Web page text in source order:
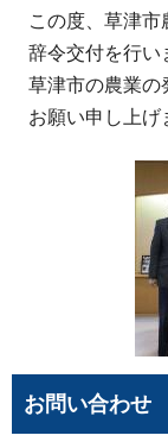
この度、草津
辞令交付を行い
草津市の農業の
お願い申し上げ
お問い合わせ